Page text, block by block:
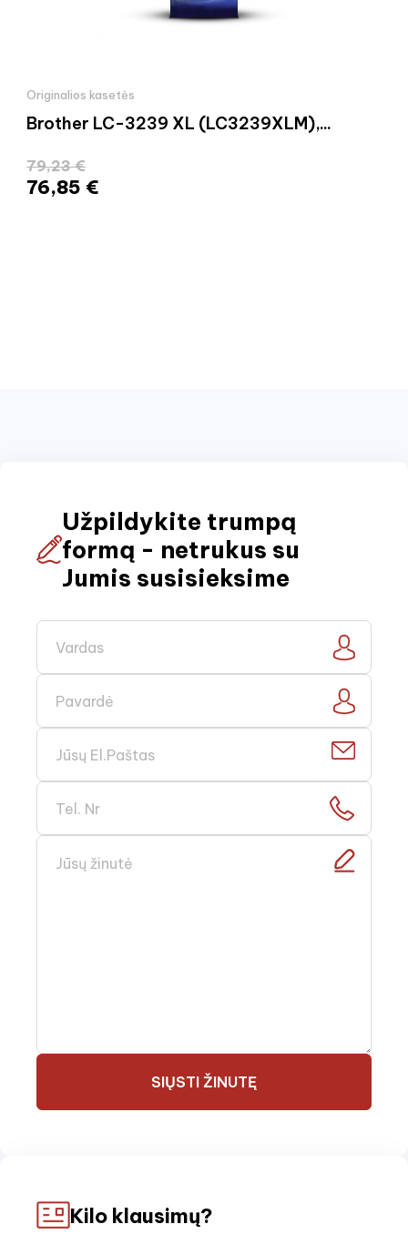
Originalios kasetės
Brother LC-3239 XL (LC3239XLM),...
79,23 €
76,85 €
Užpildykite trumpą
formą - netrukus su
Jumis susisieksime
SIŲSTI ŽINUTĘ
Kilo klausimų?